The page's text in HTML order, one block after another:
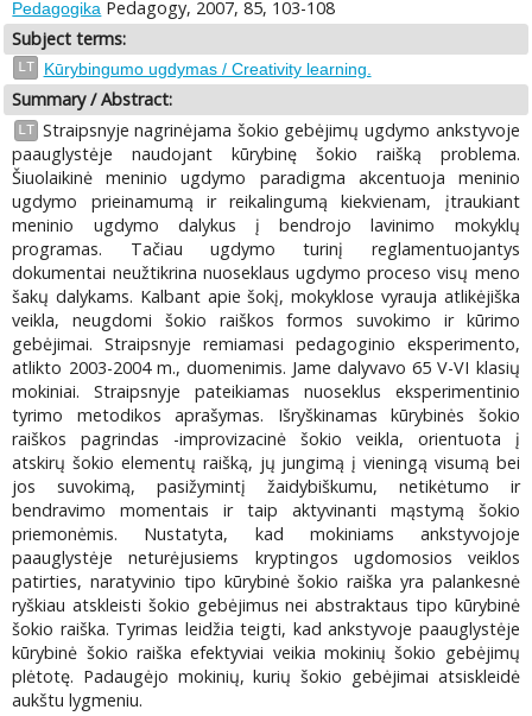
Pedagogika Pedagogy, 2007, 85, 103-108
Subject terms:
LT Kūrybingumo ugdymas / Creativity learning.
Summary / Abstract:
LT Straipsnyje nagrinėjama šokio gebėjimų ugdymo ankstyvoje
paauglystėje naudojant kūrybinę šokio raišką problema.
Šiuolaikinė meninio ugdymo paradigma akcentuoja meninio
ugdymo prieinamumą ir reikalingumą kiekvienam, įtraukiant
meninio ugdymo dalykus į bendrojo lavinimo mokyklų
programas. Tačiau ugdymo turinį reglamentuojantys
dokumentai neužtikrina nuoseklaus ugdymo proceso visų meno
šakų dalykams. Kalbant apie šokį, mokyklose vyrauja atlikėjiška
veikla, neugdomi šokio raiškos formos suvokimo ir kūrimo
gebėjimai. Straipsnyje remiamasi pedagoginio eksperimento,
atlikto 2003-2004 m., duomenimis. Jame dalyvavo 65 V-VI klasių
mokiniai. Straipsnyje pateikiamas nuoseklus eksperimentinio
tyrimo metodikos aprašymas. Išryškinamas kūrybinės šokio
raiškos pagrindas -improvizacinė šokio veikla, orientuota į
atskirų šokio elementų raišką, jų jungimą į vieningą visumą bei
jos suvokimą, pasižymintį žaidybiškumu, netikėtumo ir
bendravimo momentais ir taip aktyvinanti mąstymą šokio
priemonėmis. Nustatyta, kad mokiniams ankstyvojoje
paauglystėje neturėjusiems kryptingos ugdomosios veiklos
patirties, naratyvinio tipo kūrybinė šokio raiška yra palankesnė
ryškiau atskleisti šokio gebėjimus nei abstraktaus tipo kūrybinė
šokio raiška. Tyrimas leidžia teigti, kad ankstyvoje paauglystėje
kūrybinė šokio raiška efektyviai veikia mokinių šokio gebėjimų
plėtotę. Padaugėjo mokinių, kurių šokio gebėjimai atsiskleidė
aukštu lygmeniu.